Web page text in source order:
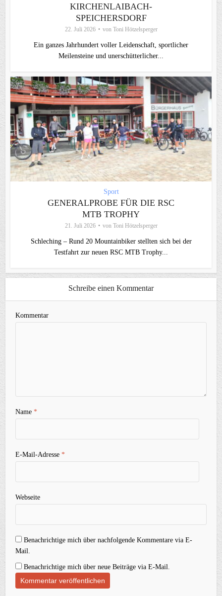
KIRCHENLAIBACH-
SPEICHERSDORF
22. Juli 2026 von Toni Hötzelsperger
Ein ganzes Jahrhundert voller Leidenschaft, sportlicher
Meilensteine und unerschütterlicher...
Sport
GENERALPROBE FÜR DIE RSC
MTB TROPHY
21. Juli 2026 von Toni Hötzelsperger
Schleching – Rund 20 Mountainbiker stellten sich bei der
Testfahrt zur neuen RSC MTB Trophy...
Schreibe einen Kommentar
Kommentar
Name*
E-Mail-Adresse*
Webseite
Benachrichtige mich über nachfolgende Kommentare via E-
Mail.
Benachrichtige mich über neue Beiträge via E-Mail.